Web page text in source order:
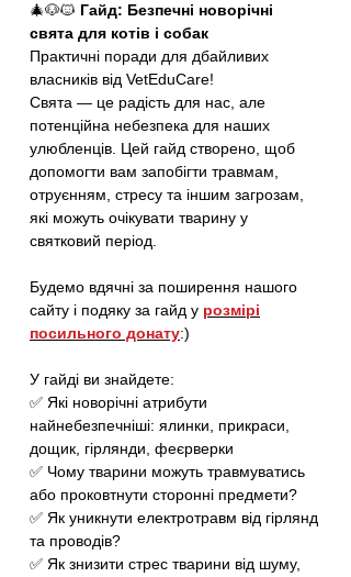
🎄🐶🐱 Гайд: Безпечні новорічні
свята для котів і собак
Практичні поради для дбайливих
власників від VetEduCare!
Свята — це радість для нас, але
потенційна небезпека для наших
улюбленців. Цей гайд створено, щоб
допомогти вам запобігти травмам,
отруєнням, стресу та іншим загрозам,
які можуть очікувати тварину у
святковий період.
Будемо вдячні за поширення нашого
сайту і подяку за гайд у розмірі
посильного донату:)
У гайді ви знайдете:
✅ Які новорічні атрибути
найнебезпечніші: ялинки, прикраси,
дощик, гірлянди, феєрверки
✅ Чому тварини можуть травмуватись
або проковтнути сторонні предмети?
✅ Як уникнути електротравм від гірлянд
та проводів?
✅ Як знизити стрес тварини від шуму,